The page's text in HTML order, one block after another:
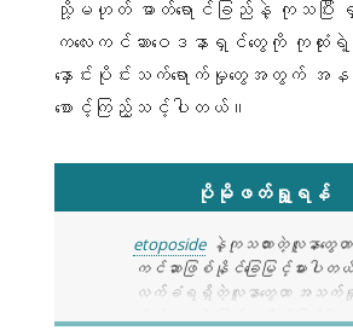
ဝမ်းတွင်းမြှေးခေ
ခန္ဓာကိုယ်ခေါင်းပေ
ဘက် သို့မဟုတ် နှစ်ဘက်စလုံးမှာ တွ
ဝမ်းဗိုက်ရဲ့ တခြားအပိုင်းတွေကိုလည်း
ဖြစ်ပါတယ်။ အသည်းမျက်နှာပြ
ကင်ဆာဟာ အဆင့် ၃ ရောဂါလည်း
အဆင့် ၃က- အကျိတ်ကို
ပဆုံမှာသာတွေ့ရပေမယ့်
ကြည့်မှန်ဘီလူးနဲ့သာ မြ
သို့မဟုတ် ဓာတ်ရောင်ခြည်နဲ့ ကုသပ
ကလေးကင်ဆာဝေဒနာရှင်တွေကို ကုထုံး
နှောင်းပိုင်းသက်ရောက်မှုတွေအတွက် အ
စောင့်ကြည့်သင့်ပါတယ်။
ပိုမိုဖတ်ရှု့ရန်
etoposideနဲ့ကုသထားတဲ့လူနာတွေဟာ
ကင်ဆာဖြစ်နိုင်ခြေမြင့်မားပါတ
လက်ခံရရှိတဲ့လူနာတွေဟာ အသက်ရှုလမ်
ဆိုင်ရာရောဂါဖြစ်ပွားနိုင်ခြေရှိပ